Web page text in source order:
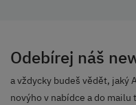
Odebírej náš
a vždycky budeš vědět, jaký
novýho v nabídce a do